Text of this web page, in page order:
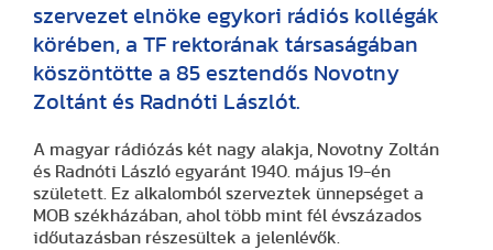
szervezet elnöke egykori rádiós kollégák
körében, a TF rektorának társaságában
köszöntötte a 85 esztendős Novotny
Zoltánt és Radnóti Lászlót.
A magyar rádiózás két nagy alakja, Novotny Zoltán
és Radnóti László egyaránt 1940. május 19-én
született. Ez alkalomból szerveztek ünnepséget a
MOB székházában, ahol több mint fél évszázados
időutazásban részesültek a jelenlévők.